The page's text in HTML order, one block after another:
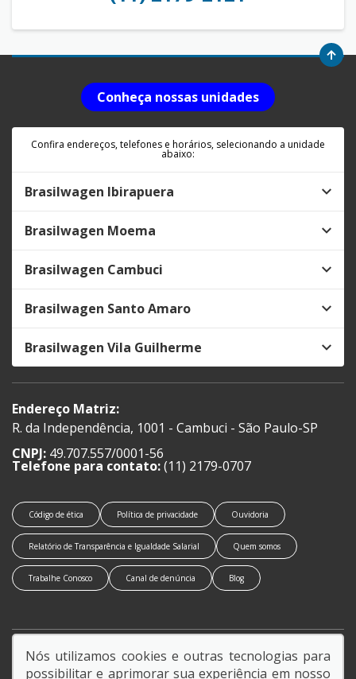
Conheça nossas unidades
Confira endereços, telefones e horários, selecionando a unidade
abaixo:
Brasilwagen Ibirapuera
Brasilwagen Moema
Brasilwagen Cambuci
Brasilwagen Santo Amaro
Brasilwagen Vila Guilherme
Endereço Matriz:
R. da Independência, 1001 - Cambuci - São Paulo-SP
CNPJ: 49.707.557/0001-56
Telefone para contato:(11) 2179-0707
Código de ética Política de privacidade Ouvidoria
Relatório de Transparência e Igualdade Salarial Quem somos
Trabalhe Conosco Canal de denúncia Blog
SIGA-NOS:
Nós utilizamos cookies e outras tecnologias para
possibilitar e aprimorar sua experiência em nosso